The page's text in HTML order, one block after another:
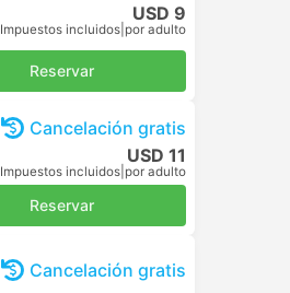
USD 9
Impuestos incluidos por adulto
Reservar
Cancelación gratis
USD 11
Impuestos incluidos por adulto
Reservar
Cancelación gratis